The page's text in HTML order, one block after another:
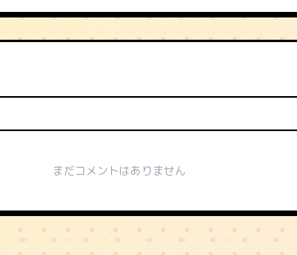
まだコメントはありません